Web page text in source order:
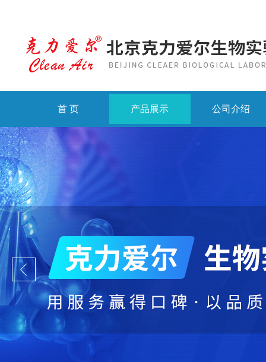
首 页 产品展示 公司介绍